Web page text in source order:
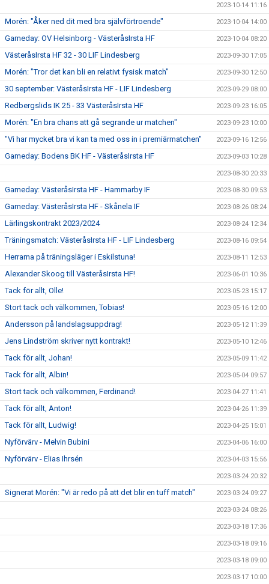
2023-10-14 11:16
Morén: "Åker ned dit med bra självförtroende" 2023-10-04 14:00
Gameday: OV Helsinborg - VästeråsIrsta HF 2023-10-04 08:20
VästeråsIrsta HF 32 - 30 LIF Lindesberg 2023-09-30 17:05
Morén: "Tror det kan bli en relativt fysisk match" 2023-09-30 12:50
30 september: VästeråsIrsta HF - LIF Lindesberg 2023-09-29 08:00
Redbergslids IK 25 - 33 VästeråsIrsta HF 2023-09-23 16:05
Morén: "En bra chans att gå segrande ur matchen" 2023-09-23 10:00
"Vi har mycket bra vi kan ta med oss in i premiärmatchen" 2023-09-16 12:56
Gameday: Bodens BK HF - VästeråsIrsta HF 2023-09-03 10:28
2023-08-30 20:33
Gameday: VästeråsIrsta HF - Hammarby IF 2023-08-30 09:53
Gameday: VästeråsIrsta HF - Skånela IF 2023-08-26 08:24
Lärlingskontrakt 2023/2024 2023-08-24 12:34
Träningsmatch: VästeråsIrsta HF - LIF Lindesberg 2023-08-16 09:54
Herrarna på träningsläger i Eskilstuna! 2023-08-11 12:53
Alexander Skoog till VästeråsIrsta HF! 2023-06-01 10:36
Tack för allt, Olle! 2023-05-23 15:17
Stort tack och välkommen, Tobias! 2023-05-16 12:00
Andersson på landslagsuppdrag! 2023-05-12 11:39
Jens Lindström skriver nytt kontrakt! 2023-05-10 12:46
Tack för allt, Johan! 2023-05-09 11:42
Tack för allt, Albin! 2023-05-04 09:57
Stort tack och välkommen, Ferdinand! 2023-04-27 11:41
Tack för allt, Anton! 2023-04-26 11:39
Tack för allt, Ludwig! 2023-04-25 15:01
Nyförvärv - Melvin Bubini 2023-04-06 16:00
Nyförvärv - Elias Ihrsén 2023-04-03 15:56
2023-03-24 20:32
Signerat Morén: "Vi är redo på att det blir en tuff match" 2023-03-24 09:27
2023-03-24 08:26
2023-03-18 17:36
2023-03-18 09:16
2023-03-18 09:00
2023-03-17 10:00